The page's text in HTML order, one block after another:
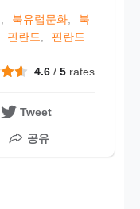
북유럽문화
북
핀란드
핀란드
4.6 /5 rates
Tweet
공유